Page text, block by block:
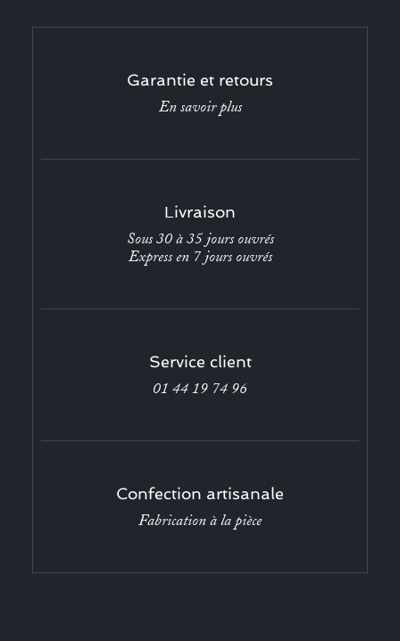
Garantie et retours
En savoir plus
Livraison
Sous 30 à 35 jours ouvrés
Express en 7 jours ouvrés
Service client
01 44 19 74 96
Confection artisanale
Fabrication à la pièce